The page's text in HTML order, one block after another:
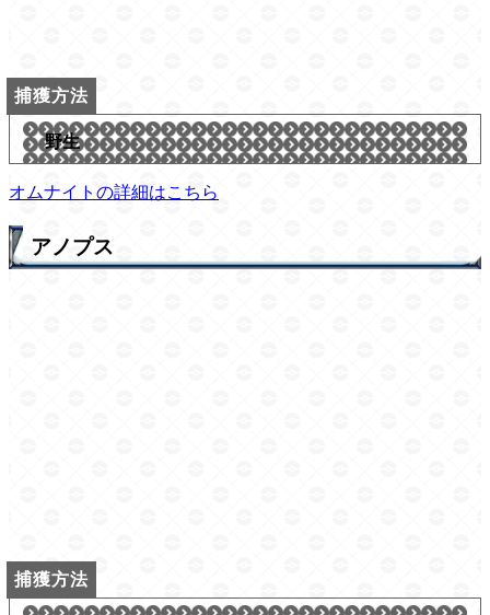
野生
オムナイトの詳細はこちら
アノプス